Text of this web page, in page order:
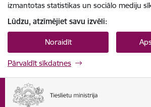
izmantotas statistikas un sociālo mediju
Lūdzu, atzīmējiet savu izvēli:
Noraidīt
Pārvaldīt sīkdatnes